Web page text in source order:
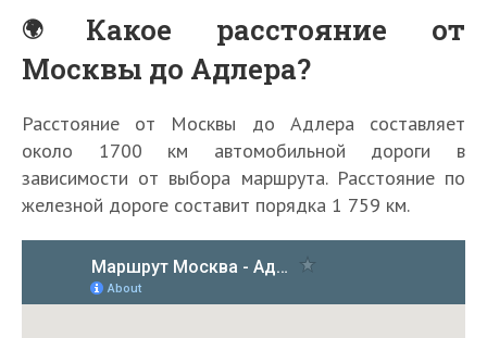
Какое расстояние от
Москвы до Адлера?
Расстояние от Москвы до Адлера составляет
около 1700 км автомобильной дороги в
зависимости от выбора маршрута. Расстояние по
железной дороге составит порядка 1 759 км.